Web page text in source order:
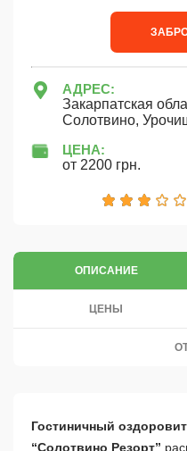
АДРЕС:
Закарпатская
Солотвино,
ЦЕНА:
от 2200 грн.
1 2 3 4 5
ОПИСАНИЕ
ЦЕНЫ
Гостиничный
“Солотвино Резорт”